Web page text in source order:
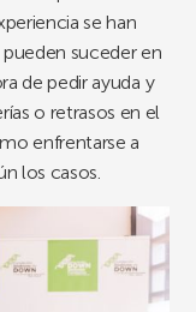
se han
suceder en
de pedir ayuda y
o retrasos en el
enfrentarse a
los casos.